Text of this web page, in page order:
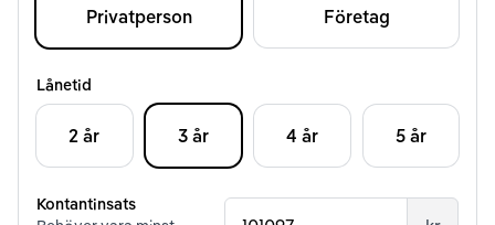
Privatperson Företag
Lånetid
2 år 3 år 4 år 5 år
Kontantinsats